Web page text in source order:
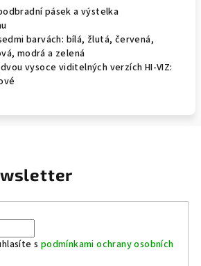
pásek a výstelka
barvách: bílá, žlutá, červená,
modrá a zelená
vysoce viditelných verzích HI-VIZ:
s podmínkami ochrany osobních